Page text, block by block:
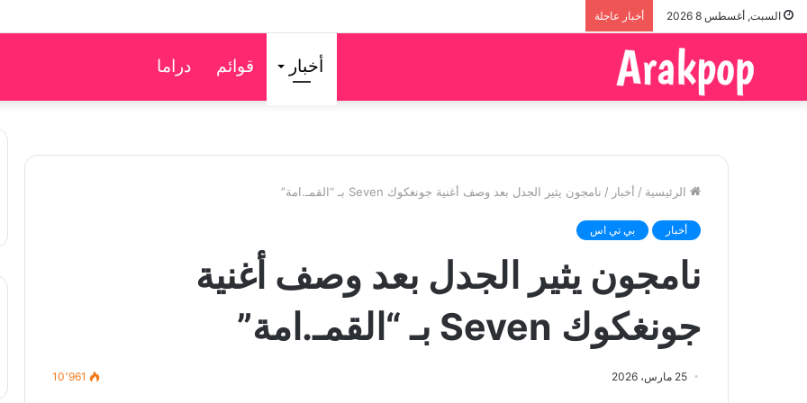
السبت, أغسطس 8 2026 أخبار عاجلة
أخبار قوائم دراما
الرئيسية / أخبار / نامجون يثير الجدل بعد وصف أغنية جونغكوك Seven بـ “القمـ.امة”
أخبار بي تي اس
نامجون يثير الجدل بعد وصف أغنية
جونغكوك Seven بـ “القمـ.امة”
25 مارس، 2026 10٬961